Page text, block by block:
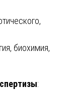
биохимия,
: